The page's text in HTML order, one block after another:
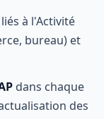
à l'Activité
bureau) et
dans chaque
des